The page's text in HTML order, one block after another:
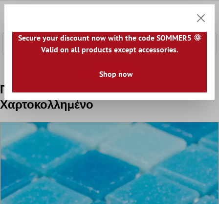
Πισίνα Μωσαϊκό Pazifik
Χαρτοκολλημένο
Secure your discount now with the code SOMMER5 🌞
Valid on all products except accessories.
Shop now